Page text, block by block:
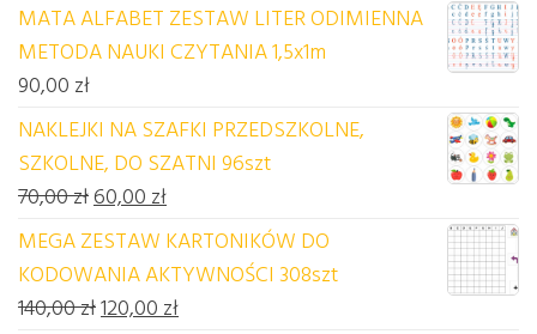
MATA ALFABET ZESTAW LITER ODIMIENNA
METODA NAUKI CZYTANIA 1,5x1m
90,00 zł
NAKLEJKI NA SZAFKI PRZEDSZKOLNE,
SZKOLNE, DO SZATNI 96szt
70,00złPierwotna cena wynosiła: 70,00 zł.
60,00 złAktualna cena wynosi: 60,00 zł.
MEGA ZESTAW KARTONIKÓW DO
KODOWANIA AKTYWNOŚCI 308szt
140,00złPierwotna cena wynosiła: 140,00 zł.
120,00 złAktualna cena wynosi: 120,00 zł.